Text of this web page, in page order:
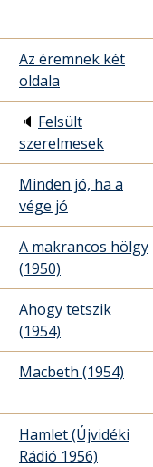
Az éremnek két
oldala
🔈 Felsült
szerelmesek
Minden jó, ha a
vége jó
A makrancos hölgy
(1950)
Ahogy tetszik
(1954)
Macbeth (1954)
Hamlet (Újvidéki
Rádió 1956)